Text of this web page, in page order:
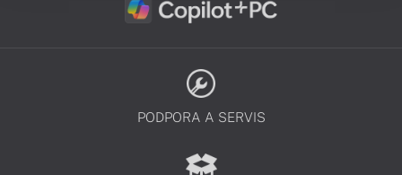
PODPORA A SERVIS